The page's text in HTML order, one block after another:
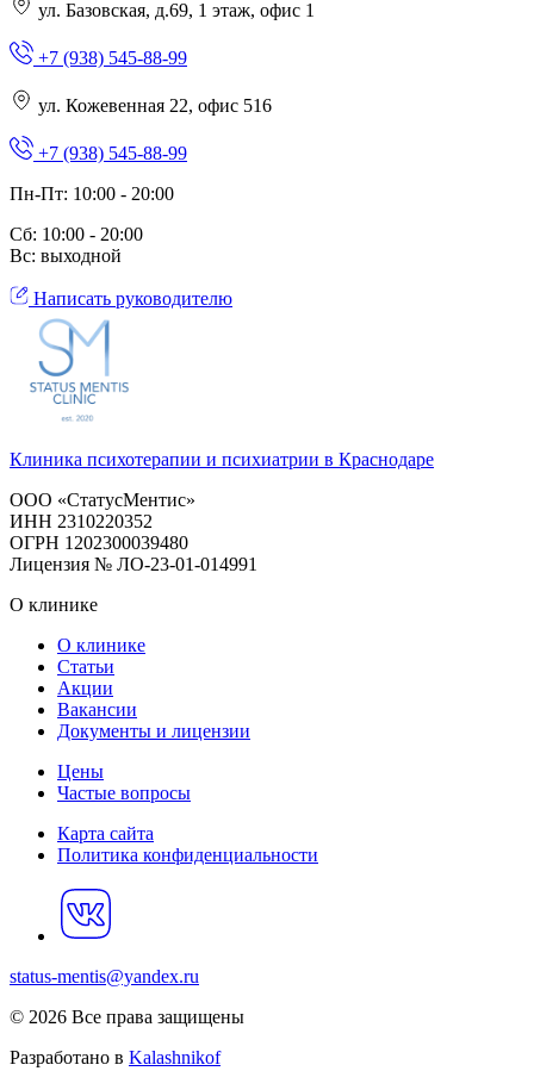
ул. Базовская, д.69, 1 этаж, офис 1
+7 (938) 545-88-99
ул. Кожевенная 22, офис 516
+7 (938) 545-88-99
Пн-Пт: 10:00 - 20:00
Сб: 10:00 - 20:00
Вс: выходной
Написать руководителю
Клиника психотерапии и психиатрии в Краснодаре
ООО «СтатусМентис»
ИНН 2310220352
ОГРН 1202300039480
Лицензия № ЛО-23-01-014991
О клинике
О клинике
Статьи
Акции
Вакансии
Документы и лицензии
Цены
Частые вопросы
Карта сайта
Политика конфиденциальности
status-mentis@yandex.ru
© 2026 Все права защищены
Разработано в Kalashnikof